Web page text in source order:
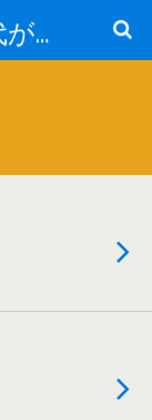
ところ変われば、時代が違えば